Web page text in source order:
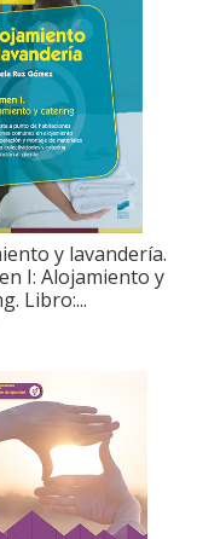
y lavandería.
I: Alojamiento y
Libro:...